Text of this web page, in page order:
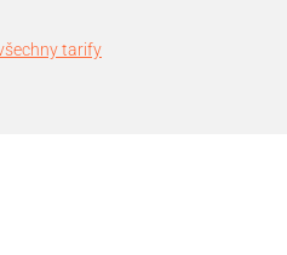
tarify